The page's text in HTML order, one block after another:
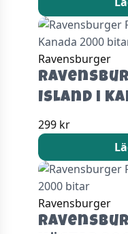
Ravensburger
Island i
299 kr
Ravensburger